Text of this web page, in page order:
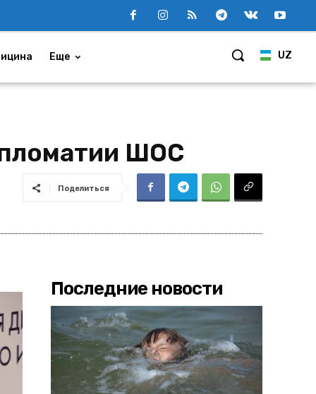
UZ
Еще
ШОС
Поделиться
Последние новости